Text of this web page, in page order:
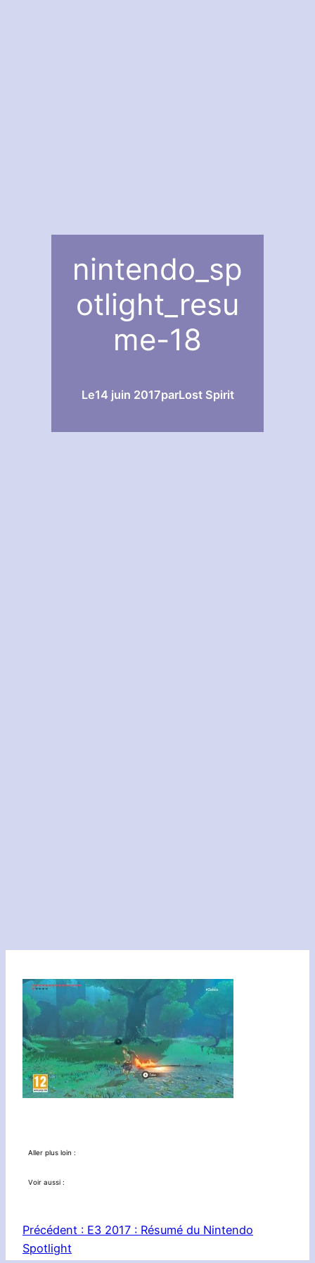
nintendo_sp
otlight_resu
me-18
Le14 juin 2017parLost Spirit
Aller plus loin :
Voir aussi :
Précédent : E3 2017 : Résumé du Nintendo
Spotlight